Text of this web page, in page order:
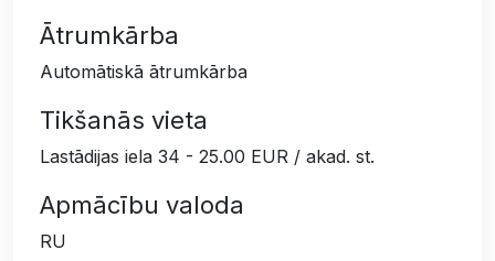
Ātrumkārba
Automātiskā ātrumkārba
Tikšanās vieta
Lastādijas iela 34 - 25.00 EUR / akad. st.
Apmācību valoda
RU